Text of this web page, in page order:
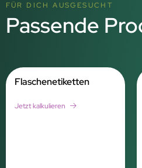
FÜR DICH AUSGESUCHT
Passende
Flaschenetiketten
Jetzt kalkulieren